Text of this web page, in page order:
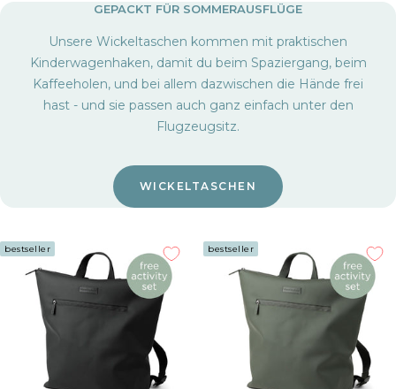
GEPACKT FÜR SOMMERAUSFLÜGE
Unsere Wickeltaschen kommen mit praktischen
Kinderwagenhaken, damit du beim Spaziergang, beim
Kaffeeholen, und bei allem dazwischen die Hände frei
hast - und sie passen auch ganz einfach unter den
Flugzeugsitz.
WICKELTASCHEN
bestseller bestseller